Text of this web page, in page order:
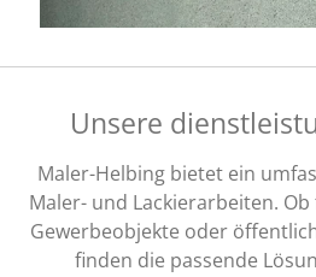
Unsere
Maler-Helbing bietet ein
Maler- und Lackierarbeiten.
Gewerbeobjekte oder
finden die passende